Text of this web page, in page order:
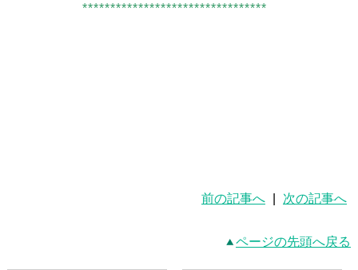
*********************************
前の記事へ 次の記事へ
ページの先頭へ戻る